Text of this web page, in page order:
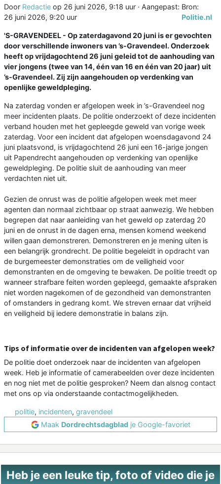
Door Redactie op 26 juni 2026, 9:18 uur · Aangepast:
26 juni 2026, 9:20 uur
Bron:
Politie.nl
'S-GRAVENDEEL - Op zaterdagavond 20 juni is er gevochten
door verschillende inwoners van ’s-Gravendeel. Onderzoek
heeft op vrijdagochtend 26 juni geleid tot de aanhouding van
vier jongens (twee van 14, één van 16 en één van 20 jaar) uit
’s-Gravendeel. Zij zijn aangehouden op verdenking van
openlijke geweldpleging.
Na zaterdag vonden er afgelopen week in ’s-Gravendeel nog
meer incidenten plaats. De politie onderzoekt of deze incidenten
verband houden met het gepleegde geweld van vorige week
zaterdag. Voor een incident dat afgelopen woensdagavond 24
juni plaatsvond, is vrijdagochtend 26 juni een 16-jarige jongen
uit Papendrecht aangehouden op verdenking van openlijke
geweldpleging. De politie sluit de aanhouding van meer
verdachten niet uit.
Gezien de onrust was de politie afgelopen week met meer
agenten dan normaal zichtbaar op straat aanwezig. We hebben
begrepen dat naar aanleiding van het geweld op zaterdag 20
juni en de onrust in de dagen erna, mensen komend weekend
willen gaan demonstreren. Demonstreren en je mening uiten is
een belangrijk grondrecht. De politie begeleidt in opdracht van
de burgemeester demonstraties om de veiligheid voor
demonstranten en de omgeving te bewaken. De politie treedt op
wanneer strafbare feiten worden gepleegd, gemaakte afspraken
niet worden nagekomen of de gezondheid van demonstranten
of omstanders in gedrang komt. We streven ernaar dat vrijheid
en veiligheid bij iedere demonstratie in balans zijn.
Tips of informatie over de incidenten van afgelopen week?
De politie doet onderzoek naar de incidenten van afgelopen
week. Heb je informatie of camerabeelden over deze incidenten
en nog niet met de politie gesproken? Neem dan alsnog contact
met ons op via onderstaande contactmogelijkheden.
politie, incidenten, gravendeel
Maak Dordrechtsdagbladje Google-favoriet
Heb je een leuke tip, foto of video die je